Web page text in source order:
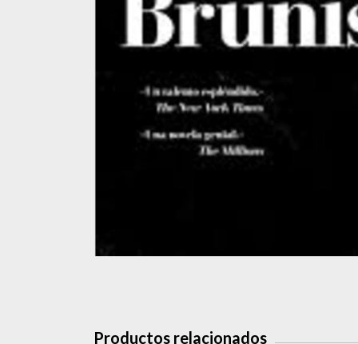
Productos relacionados